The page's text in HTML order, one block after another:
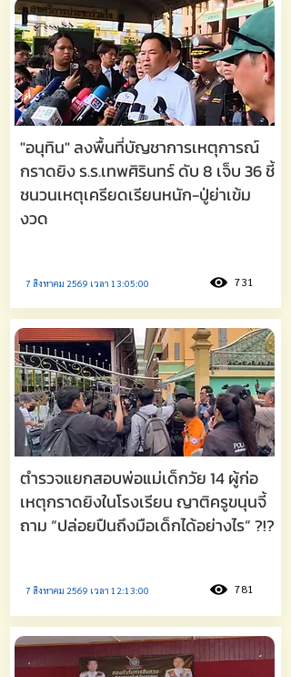
"อนุทิน" ลงพื้นที่บัญชาการเหตุการณ์
กราดยิง ร.ร.เทพศิรินทร์ ดับ 8 เจ็บ 36 ชี้
ชนวนเหตุเครียดเรียนหนัก-ปู่ย่าเข้ม
งวด
7 สิงหาคม 2569 เวลา 13:05:00 731
ตำรวจแยกสอบพ่อแม่เด็กวัย 14 ผู้ก่อ
เหตุกราดยิงในโรงเรียน ญาติครูขนุนจี้
ถาม “ปล่อยปืนถึงมือเด็กได้อย่างไร” ?!?
7 สิงหาคม 2569 เวลา 12:13:00 781